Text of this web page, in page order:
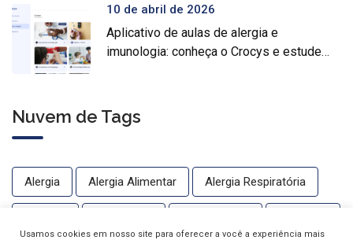
10 de abril de 2026
Aplicativo de aulas de alergia e
imunologia: conheça o Crocys e estude
Nuvem de Tags
Alergia Alergia Alimentar Alergia Respiratória
Usamos cookies em nosso site para oferecer a você a experiência mais